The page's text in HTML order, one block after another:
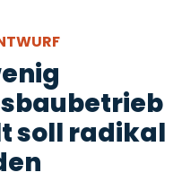
soll radikal